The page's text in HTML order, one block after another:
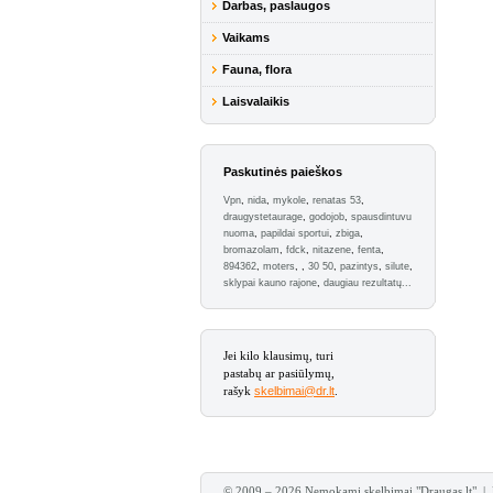
Darbas, paslaugos
Vaikams
Fauna, flora
Laisvalaikis
Paskutinės paieškos
Vpn, nida, mykole, renatas 53,
draugystetaurage, godojob, spausdintuvu
nuoma, papildai sportui, zbiga,
bromazolam, fdck, nitazene, fenta,
894362, moters, , 30 50, pazintys, silute,
sklypai kauno rajone, daugiau rezultatų...
Jei kilo klausimų, turi
pastabų ar pasiūlymų,
rašyk skelbimai@dr.lt